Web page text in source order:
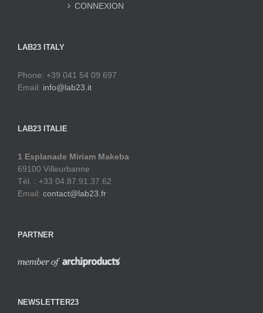
CONNEXION
LAB23 ITALY
Phone: +39 041 54 09 697
Email: info@lab23.it
LAB23 ITALIE
1 Esplanade Miriam Makeba
69100 Villeurbanne
Tél. : +33 04.87.91.37.62
Email: contact@lab23.fr
PARTNER
NEWSLETTER23